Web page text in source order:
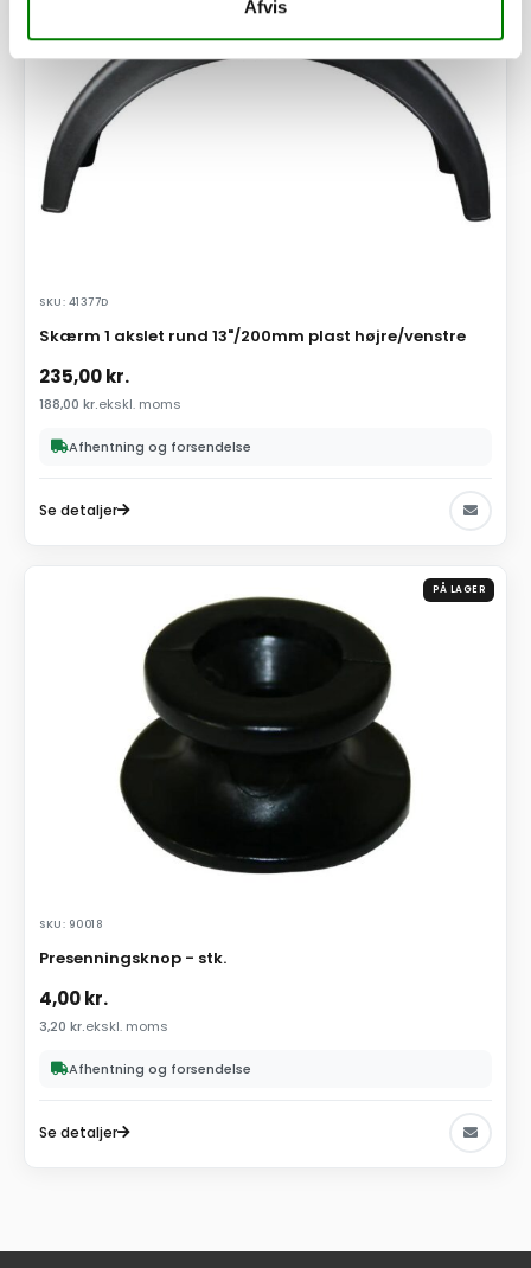
Afvis
SKU: 41377D
Skærm 1 akslet rund 13"/200mm plast højre/venstre
235,00kr.
188,00 kr.ekskl. moms
Afhentning og forsendelse
Se detaljer
PÅ LAGER
SKU: 90018
Presenningsknop - stk.
4,00kr.
3,20 kr.ekskl. moms
Afhentning og forsendelse
Se detaljer